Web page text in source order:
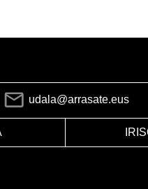
udala@arrasate.eus